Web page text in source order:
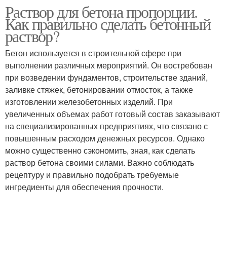
Раствор для бетона пропорции.
Как правильно сделать бетонный
раствор?
Бетон используется в строительной сфере при
выполнении различных мероприятий. Он востребован
при возведении фундаментов, строительстве зданий,
заливке стяжек, бетонировании отмосток, а также
изготовлении железобетонных изделий. При
увеличенных объемах работ готовый состав заказывают
на специализированных предприятиях, что связано с
повышенным расходом денежных ресурсов. Однако
можно существенно сэкономить, зная, как сделать
раствор бетона своими силами. Важно соблюдать
рецептуру и правильно подобрать требуемые
ингредиенты для обеспечения прочности.